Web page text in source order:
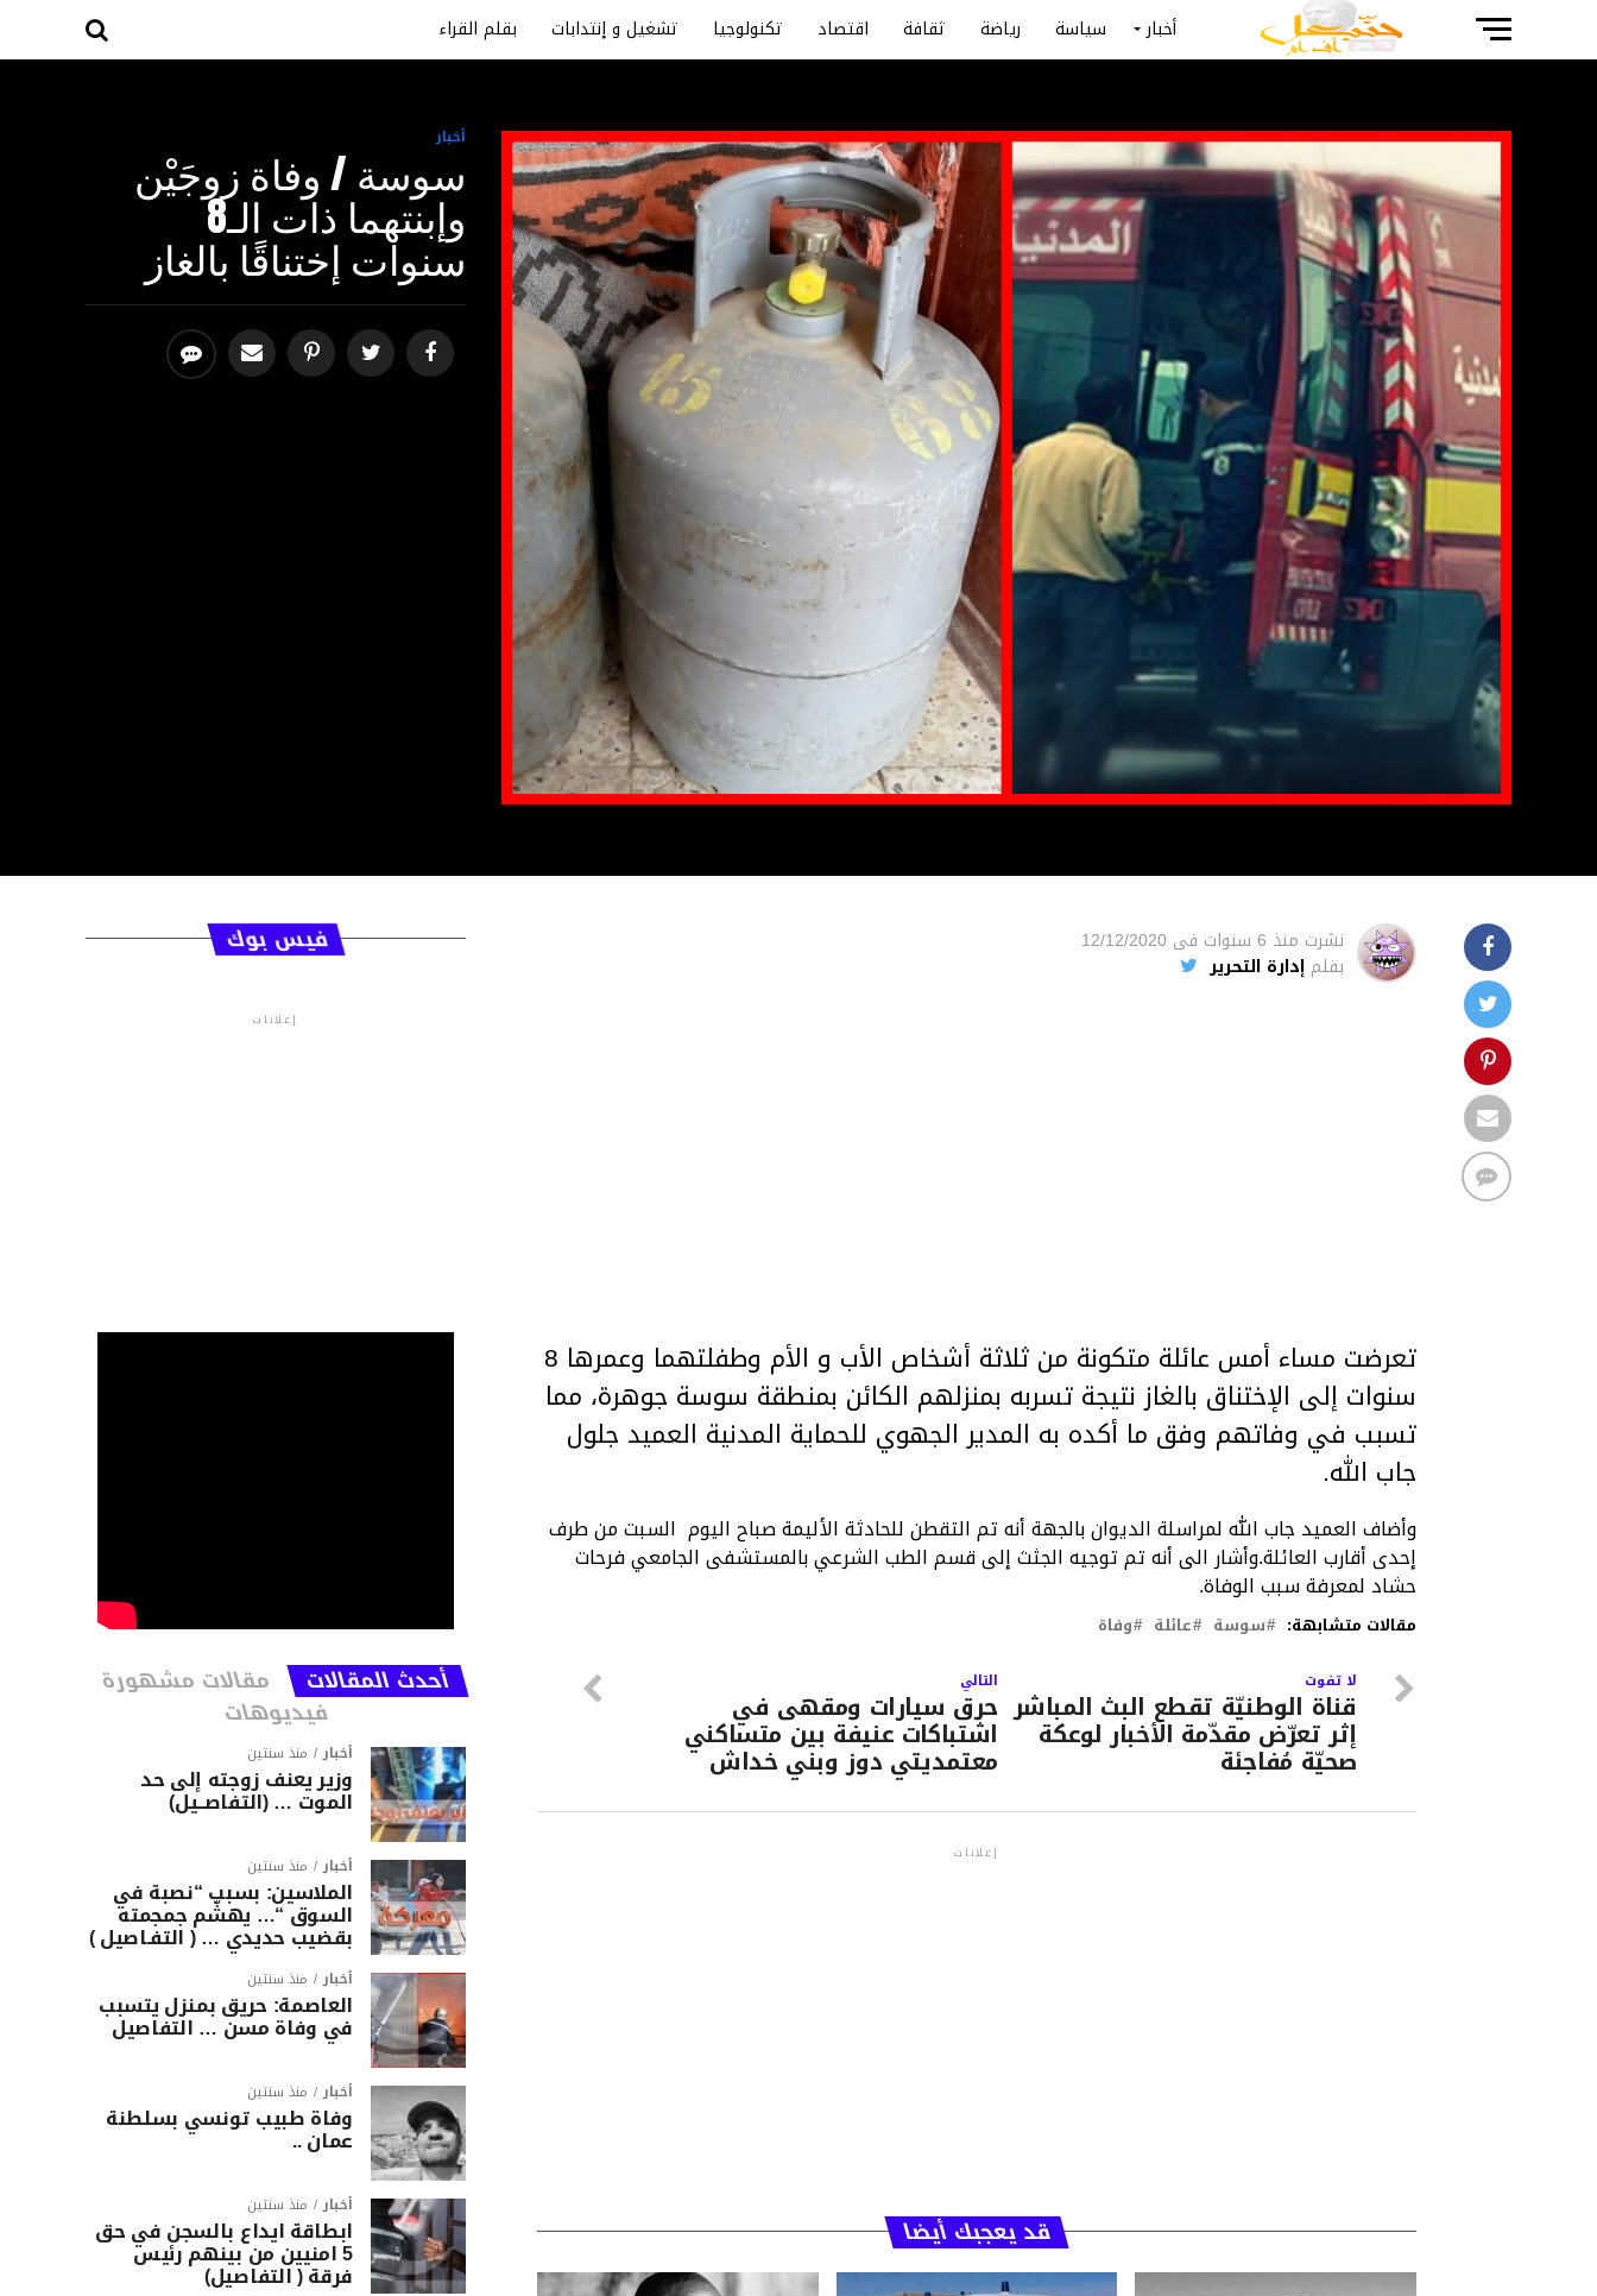
أخبار سياسة رياضة ثقافة اقتصاد تكنولوجيا تشغيل و إنتدابات بقلم القراء
أخبار
سوسة / وفاة زوجَيْن
وإبنتهما ذات الـ8
سنوات إختناقًا بالغاز
نشرت منذ 6 سنوات فى 12/12/2020
بقلم إدارة التحرير
تعرضت مساء أمس عائلة متكونة من ثلاثة أشخاص الأب و الأم وطفلتهما وعمرها 8
سنوات إلى الإختناق بالغاز نتيجة تسربه بمنزلهم الكائن بمنطقة سوسة جوهرة، مما
تسبب في وفاتهم وفق ما أكده به المدير الجهوي للحماية المدنية العميد جلول
جاب الله.
وأضاف العميد جاب الله لمراسلة الديوان بالجهة أنه تم التقطن للحادثة الأليمة صباح اليوم السبت من طرف
إحدى أقارب العائلة.وأشار الى أنه تم توجيه الجثث إلى قسم الطب الشرعي بالمستشفى الجامعي فرحات
حشاد لمعرفة سبب الوفاة.
مقالات متشابهة: سوسة عائلة وفاة
التالي
حرق سيارات ومقهى في
اشتباكات عنيفة بين متساكني
معتمديتي دوز وبني خداش
لا تفوت
قناة الوطنيّة تقطع البث المباشر
إثر تعرّض مقدّمة الأخبار لوعكة
صحيّة مُفاجئة
إعلانات
قد يعجبك أيضا
فيس بوك
إعلانات
أحدث المقالات مقالات مشهورة
فيديوهات
أخبار منذ سنتين
وزير يعنف زوجته إلى حد
الموت … (التفاصــيل)
أخبار منذ سنتين
الملاسين: بسبب “نصبة في
السوق “… يهشّم جمجمته
بقضيب حديدي … ( التفـاصيل )
أخبار منذ سنتين
العاصمة: حريق بمنزل يتسبب
في وفاة مسن … التفاصيل
أخبار منذ سنتين
وفاة طبيب تونسي بسلطنة
عمان ..
أخبار منذ سنتين
ابطاقة ايداع بالسجن في حق
5 امنيين من بينهم رئيس
فرقة ( التفاصيل)